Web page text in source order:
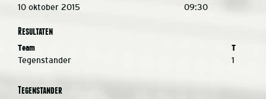
10 oktober 2015 09:30
Resultaten
Team T
Tegenstander 1
Tegenstander